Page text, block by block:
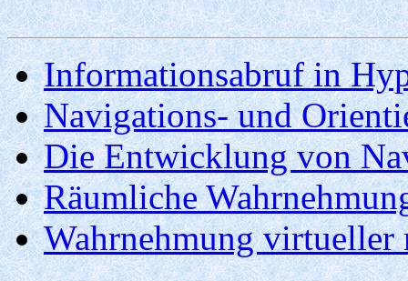
Informationsabruf in
Navigations- und
Die Entwicklung von
Räumliche
Wahrnehmung